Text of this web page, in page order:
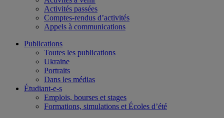
Activités passées
Comptes-rendus d’activités
Appels à communications
Publications
Toutes les publications
Ukraine
Portraits
Dans les médias
Étudiant-e-s
Emplois, bourses et stages
Formations, simulations et Écoles d’été